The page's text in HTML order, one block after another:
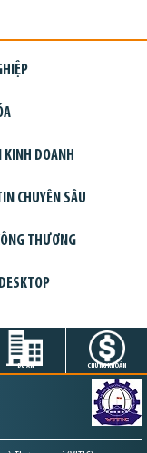
KINH DOANH
CHUYÊN SÂU
THƯƠNG
DỰ ÁN CHỨNG KHOÁN